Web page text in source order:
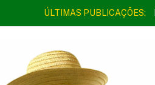
ÚLTIMAS PUBLICAÇÕES: